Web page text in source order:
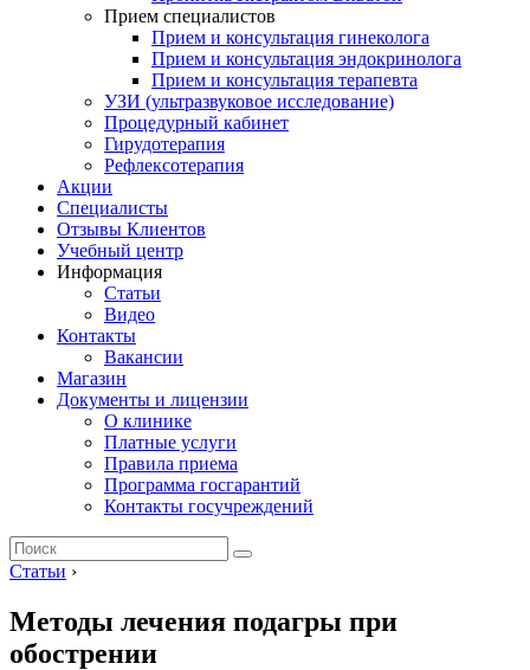
Прием специалистов
Прием и консультация гинеколога
Прием и консультация эндокринолога
Прием и консультация терапевта
УЗИ (ультразвуковое исследование)
Процедурный кабинет
Гирудотерапия
Рефлексотерапия
Акции
Специалисты
Отзывы Клиентов
Учебный центр
Информация
Статьи
Видео
Контакты
Вакансии
Магазин
Документы и лицензии
О клинике
Платные услуги
Правила приема
Программа госгарантий
Контакты госучреждений
Статьи ›
Методы лечения подагры при
обострении